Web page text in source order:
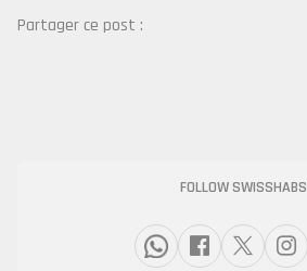
Partager ce post :
FOLLOW SWISSHABS